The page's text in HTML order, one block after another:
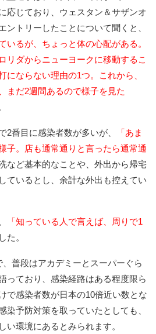
応じており、ウェスタン＆サザンオ
ントリーしたことについて聞くと、
いるが、ちょっと体の心配がある。
リダからニューヨークに移動するこ
にならない理由の1つ。これから、
まだ2週間あるので様子を見た
2番目に感染者数が多いが、
「あま
子。店も通常通りと言ったら通常通
など基本的なことや、外出から帰宅
ているとし、余計な外出も控えてい
「知っている人で言えば、周りで1
た。
普段はアカデミーとスーパーぐら
っており、感染経路はある程度限ら
で感染者数が日本の10倍近い数とな
染予防対策を取っていたとしても、
い環境にあるとみられます。